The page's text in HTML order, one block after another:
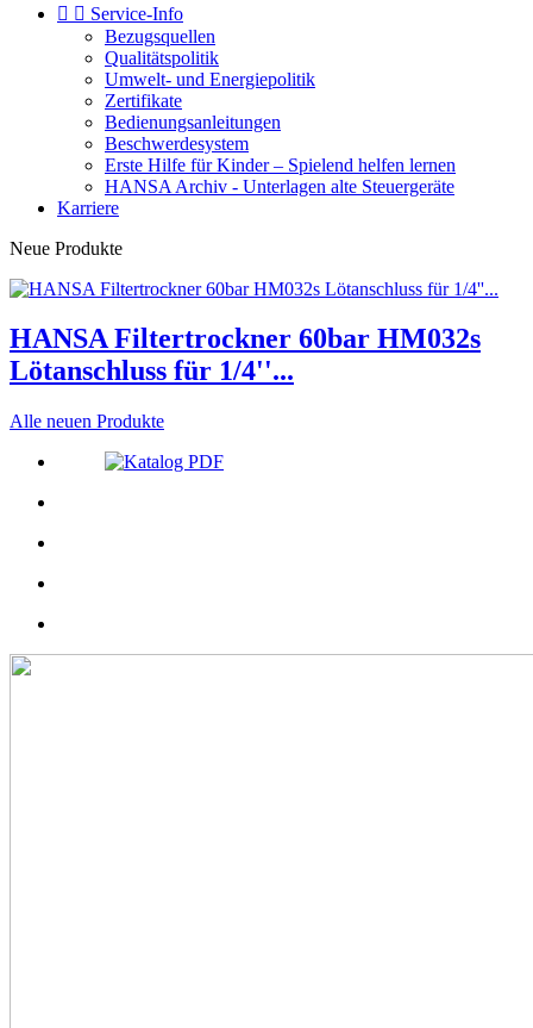
  Service-Info
Bezugsquellen
Qualitätspolitik
Umwelt- und Energiepolitik
Zertifikate
Bedienungsanleitungen
Beschwerdesystem
Erste Hilfe für Kinder – Spielend helfen lernen
HANSA Archiv - Unterlagen alte Steuergeräte
Karriere
Neue Produkte
HANSA Filtertrockner 60bar HM032s
Lötanschluss für 1/4''...
Alle neuen Produkte